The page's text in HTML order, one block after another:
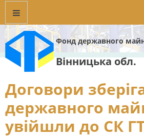
Фонд державного
Вінницька обл.
Договори
державного
увійшли до СК